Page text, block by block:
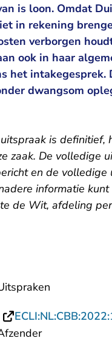
is loon. Omdat
in rekening
verborgen
ook in haar
het intakegesprek.
dwangsom
is definitief,
zaak. De volledige
en de
informatie
de Wit, afdeling